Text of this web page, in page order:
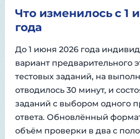
Что изменилось с 1
года
До 1 июня 2026 года
вариант предварительного
тестовых заданий, на
отводилось 30 минут, и
заданий с выбором одного
ответа. Обновлённый
объём проверки в два с